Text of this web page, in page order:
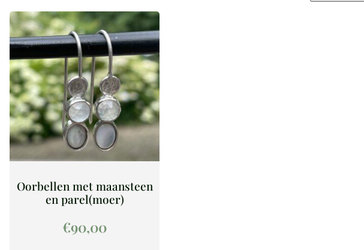
Oorbellen met maansteen
en parel(moer)
€90,00